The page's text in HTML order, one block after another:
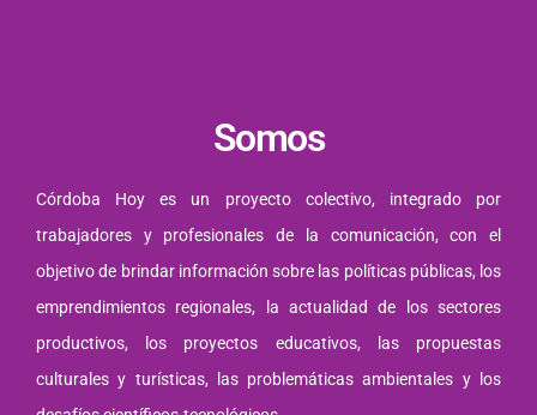
Somos
Córdoba Hoy es un proyecto colectivo, integrado por
trabajadores y profesionales de la comunicación, con el
objetivo de brindar información sobre las políticas públicas, los
emprendimientos regionales, la actualidad de los sectores
productivos, los proyectos educativos, las propuestas
culturales y turísticas, las problemáticas ambientales y los